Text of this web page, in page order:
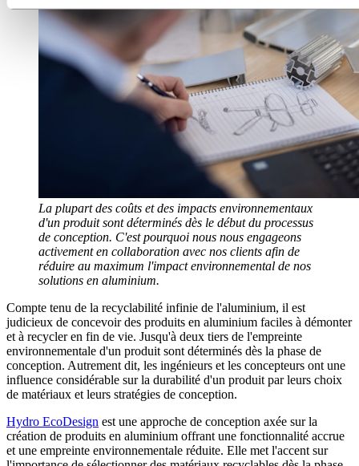
La plupart des coûts et des impacts environnementaux
d'un produit sont déterminés dès le début du processus
de conception. C'est pourquoi nous nous engageons
activement en collaboration avec nos clients afin de
réduire au maximum l'impact environnemental de nos
solutions en aluminium.
Compte tenu de la recyclabilité infinie de l'aluminium, il est
judicieux de concevoir des produits en aluminium faciles à démonter
et à recycler en fin de vie. Jusqu'à deux tiers de l'empreinte
environnementale d'un produit sont déterminés dès la phase de
conception. Autrement dit, les ingénieurs et les concepteurs ont une
influence considérable sur la durabilité d'un produit par leurs choix
de matériaux et leurs stratégies de conception.
Hydro EcoDesign est une approche de conception axée sur la
création de produits en aluminium offrant une fonctionnalité accrue
et une empreinte environnementale réduite. Elle met l'accent sur